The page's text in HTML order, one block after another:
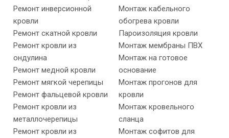
Ремонт инверсионной
кровли
Ремонт скатной кровли
Ремонт кровли из
ондулина
Ремонт медной кровли
Ремонт мягкой черепицы
Ремонт фальцевой кровли
Ремонт кровли из
металлочерепицы
Ремонт кровли из
Монтаж кабельного
обогрева кровли
Пароизоляция кровли
Монтаж мембраны ПВХ
Монтаж на готовое
основание
Монтаж прогонов для
кровли
Монтаж кровельного
сланца
Монтаж софитов для